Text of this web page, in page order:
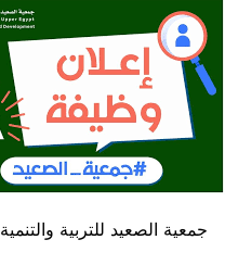
جمعية الصعيد للتربية والتنمية